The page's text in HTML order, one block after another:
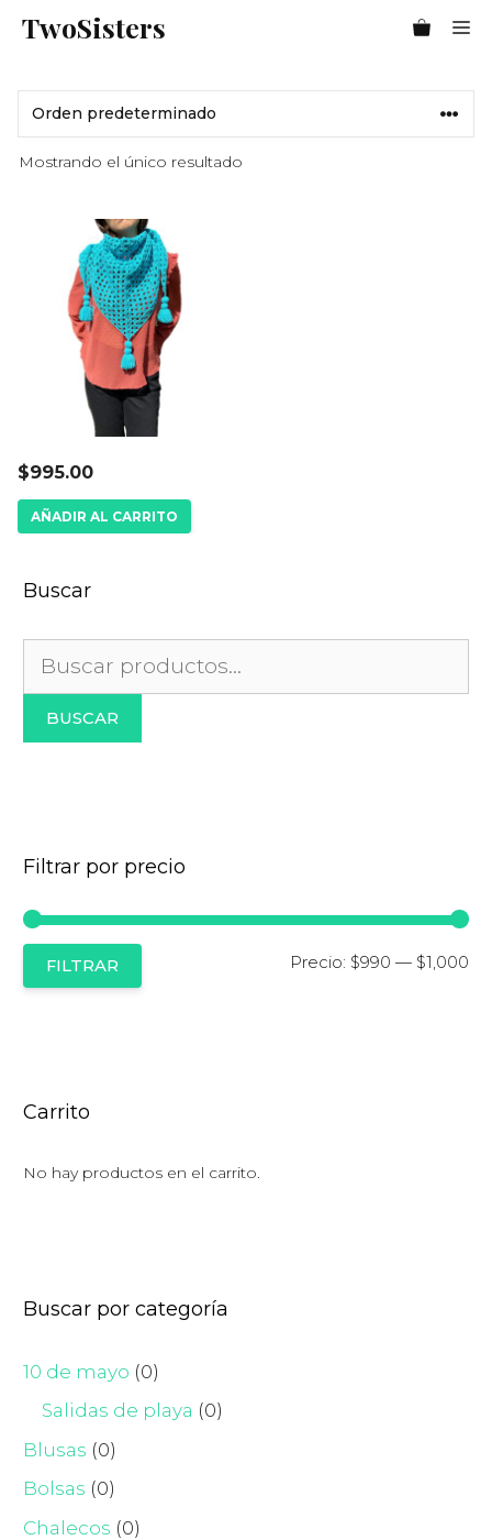
SaltarTwoSisters
Mostrando el único resultado
$995.00
AÑADIR AL CARRITO
Buscar
BUSCAR
Filtrar por precio
FILTRAR Precio: $990 — $1,000
Carrito
No hay productos en el carrito.
Buscar por categoría
10 de mayo (0)
Salidas de playa (0)
Blusas (0)
Bolsas (0)
Chalecos (0)